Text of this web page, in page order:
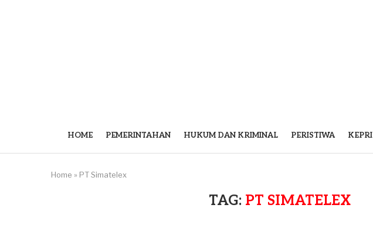
HOME PEMERINTAHAN HUKUM DAN KRIMINAL PERISTIWA KEPRI
Home » PT Simatelex
TAG: PT SIMATELEX